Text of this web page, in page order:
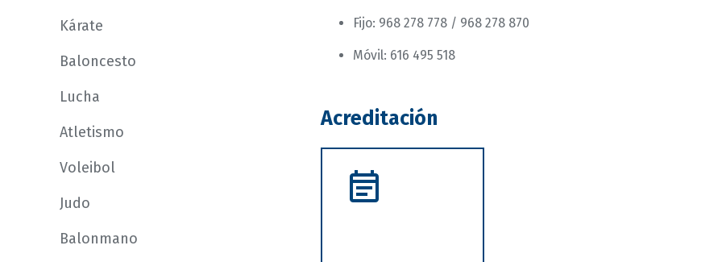
Kárate
Baloncesto
Lucha
Atletismo
Voleibol
Judo
Balonmano
Fijo: 968 278 778 / 968 278 870
Móvil: 616 495 518
Acreditación